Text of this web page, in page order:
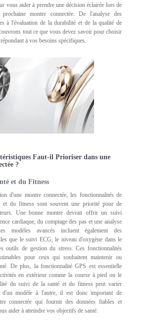
vous aider à prendre une décision éclairée lors de
montre connectée. De l'analyse des
à l'évaluation de la durabilité et de la qualité de
tout ce que vous devez savoir pour choisir
à vos besoins spécifiques.
Faut-il Prioriser dans une
?
et du Fitness
d'une montre connectée, les fonctionnalités de
et du fitness sont souvent une priorité pour de
Une bonne montre devrait offrir un suivi
cardiaque, du comptage des pas et une analyse
modèles avancés incluent également des
que le suivi ECG, le niveau d'oxygène dans le
outils de gestion du stress. Ces fonctionnalités
pour ceux qui souhaitent maintenir ou
De plus, la fonctionnalité GPS est essentielle
en extérieur comme la course à pied ou le
du suivi de la santé et du fitness peut varier
d'un modèle à l'autre, il est donc important de
connectée qui fournit des données fiables et
aider à atteindre vos objectifs de santé.